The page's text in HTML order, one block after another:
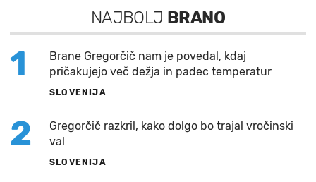
NAJBOLJ BRANO
1
Brane Gregorčič nam je povedal, kdaj
pričakujejo več dežja in padec temperatur
SLOVENIJA
2
Gregorčič razkril, kako dolgo bo trajal vročinski
val
SLOVENIJA